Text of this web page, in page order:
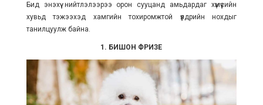
Бид энэхүү нийтлэлээрээ орон сууцанд амьдардаг хүмүүсийн
хувьд тэжээхэд хамгийн тохиромжтой үүлдрийн нохдыг
танилцуулж байна.
1. БИШОН ФРИЗЕ